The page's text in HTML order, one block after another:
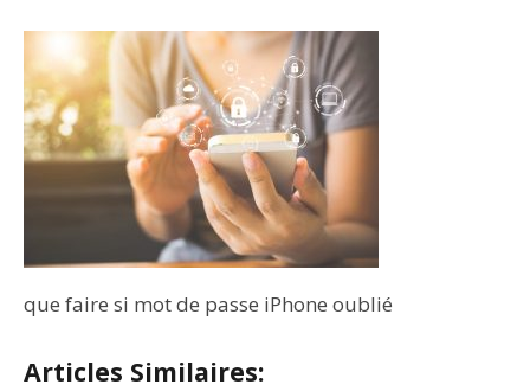
que faire si mot de passe iPhone oublié
Articles Similaires: